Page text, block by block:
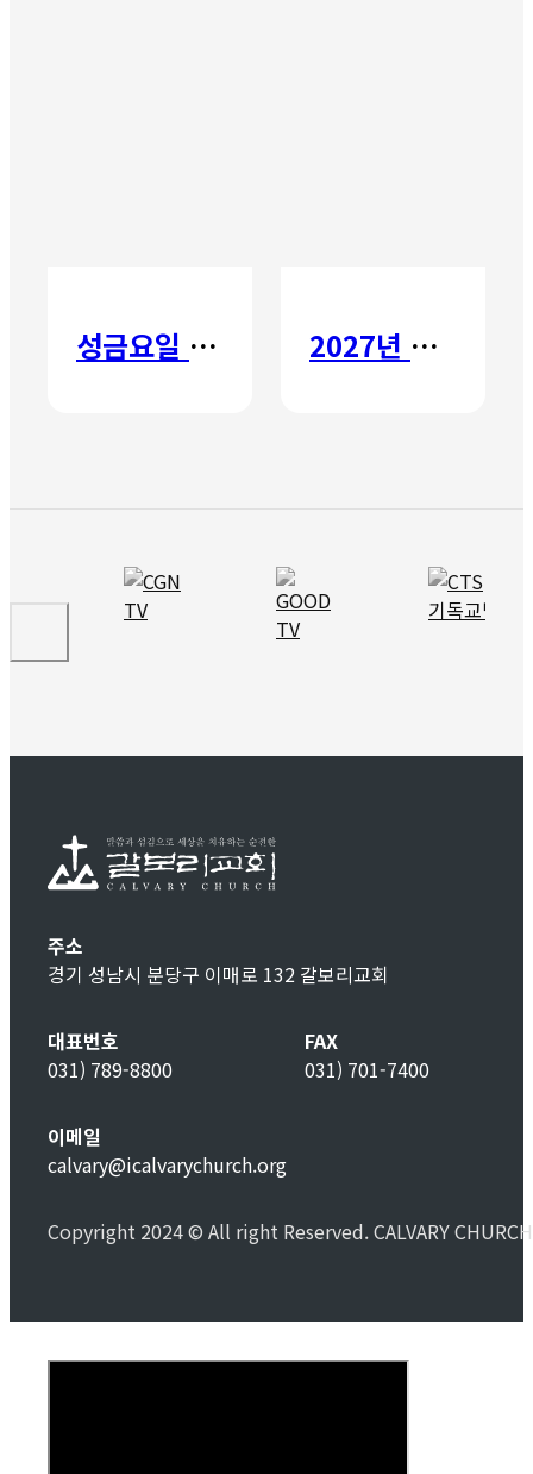
성금요일 칸타타 2027년 갈보리 어학원 유치부 신입생 모집
주소
경기 성남시 분당구 이매로 132 갈보리교회
대표번호
031) 789-8800
FAX
031) 701-7400
이메일
calvary@icalvarychurch.org
Copyright 2024 © All right Reserved. CALVARY CHURCH